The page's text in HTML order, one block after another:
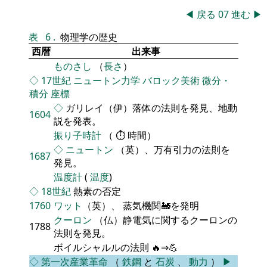
◀ 戻る 07進む ▶
表
6 . 物理学の歴史
西暦
出来事
ものさし （長さ ）
◇ 17世紀 ニュートン力学 バロック美術微分・
積分 座標
1604 ◇ ガリレイ（伊）落体の法則を発見、地動
説を発表。
振り子時計 （ ⏱ 時間）
1687 ◇ ニュートン （英）、万有引力の法則を
発見。
温度計( 温度)
◇ 18世紀熱素の否定
1760 ワット
（英）、 蒸気機関🚂を発明
1788 クーロン （仏）静電気に関するクーロンの
法則を発見。
ボイルシャルルの法則 🔥⇒💪
◇第一次産業革命 （ 鉄鋼 と 石炭 、 動力 ） ▶